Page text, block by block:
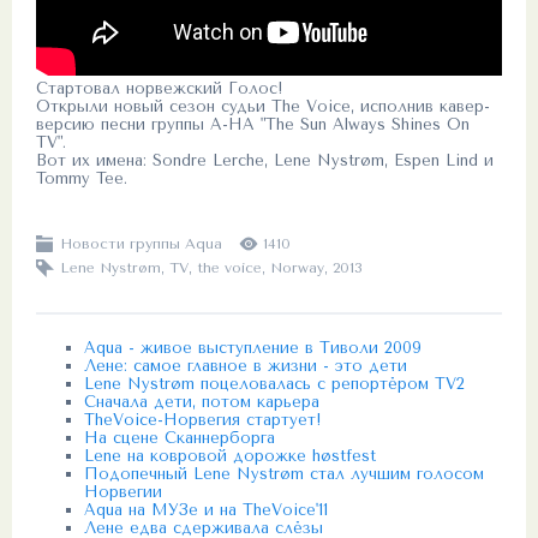
Стартовал норвежский Голос!
Открыли новый сезон судьи The Voice, исполнив кавер-
версию песни группы A-HA "The Sun Always Shines On
TV".
Вот их имена: Sondre Lerche, Lene Nystrøm, Espen Lind и
Tommy Tee.
Новости группы Aqua
1410
Lene Nystrøm, TV, the voice, Norway, 2013
Aqua - живое выступление в Тиволи 2009
Лене: самое главное в жизни - это дети
Lene Nystrøm поцеловалась с репортёром TV2
Сначала дети, потом карьера
TheVoice-Норвегия стартует!
На сцене Сканнерборга
Lene на ковровой дорожке høstfest
Подопечный Lene Nystrøm стал лучшим голосом
Норвегии
Aqua на МУЗе и на TheVoice'11
Лене едва сдерживала слёзы